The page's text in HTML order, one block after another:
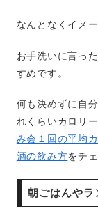
なんとなくイメ
お手洗いに言っ
すめです。
何も決めずに自
れくらいカロリ
み会１回の平均
酒の飲み方をチ
朝ごはんやラ